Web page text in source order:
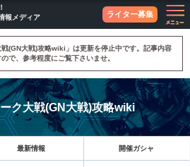
報メディア
ライター募集
(GN大戦)攻略wiki」は更新を停止中です。記事内容
で、参考程度にご覧下さいませ。
ク大戦(GN大戦)攻略wiki
最新情報 開催ガシャ